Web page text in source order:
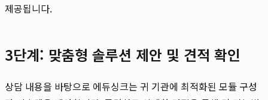
제공됩니다.
3단계: 맞춤형 솔루션 제안 및 견적 확인
상담 내용을 바탕으로 에듀싱크는 귀 기관에 최적화된 모듈 구성